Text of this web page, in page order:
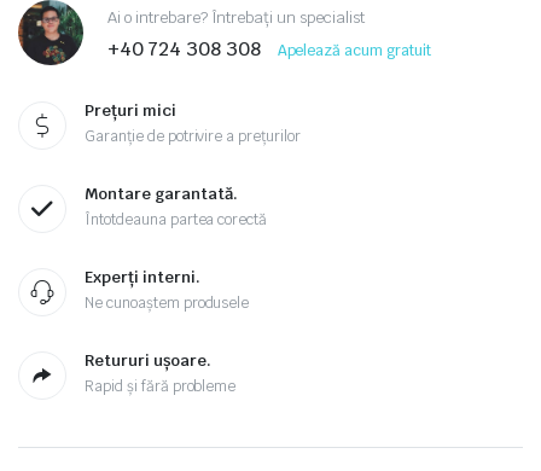
Ai o intrebare? Întrebați un specialist
+40 724 308 308 Apelează acum gratuit
Prețuri mici
Garanție de potrivire a prețurilor
Montare garantată.
Întotdeauna partea corectă
Experți interni.
Ne cunoaștem produsele
Retururi ușoare.
Rapid și fără probleme